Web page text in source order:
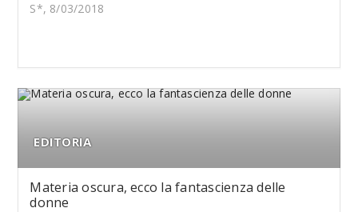
S*, 8/03/2018
EDITORIA
Materia oscura, ecco la fantascienza delle
donne